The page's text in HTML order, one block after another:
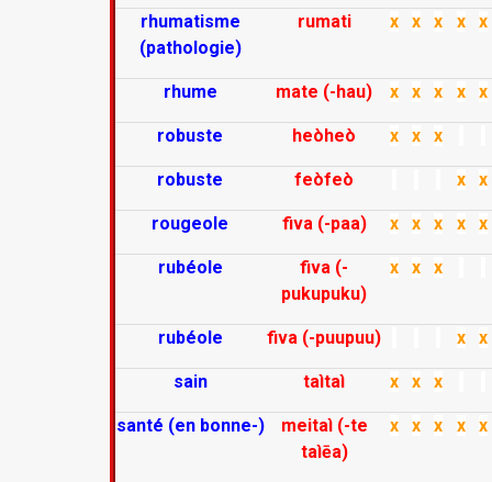
rhumatisme
(pathologie)
rumati x x x x x
rhume mate (-hau) x x x x x
robuste heòheò x x x
robuste feòfeò x x
rougeole fiva (-paa) x x x x x
rubéole
fiva (-
pukupuku)
x x x
rubéole fiva (-puupuu) x x
sain taìtaì x x x
santé (en bonne-)
meitaì (-te
taìēa)
x x x x x